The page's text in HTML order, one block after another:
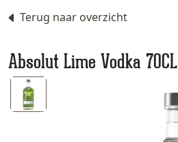
Terug naar overzicht
Absolut Lime Vodka 70CL